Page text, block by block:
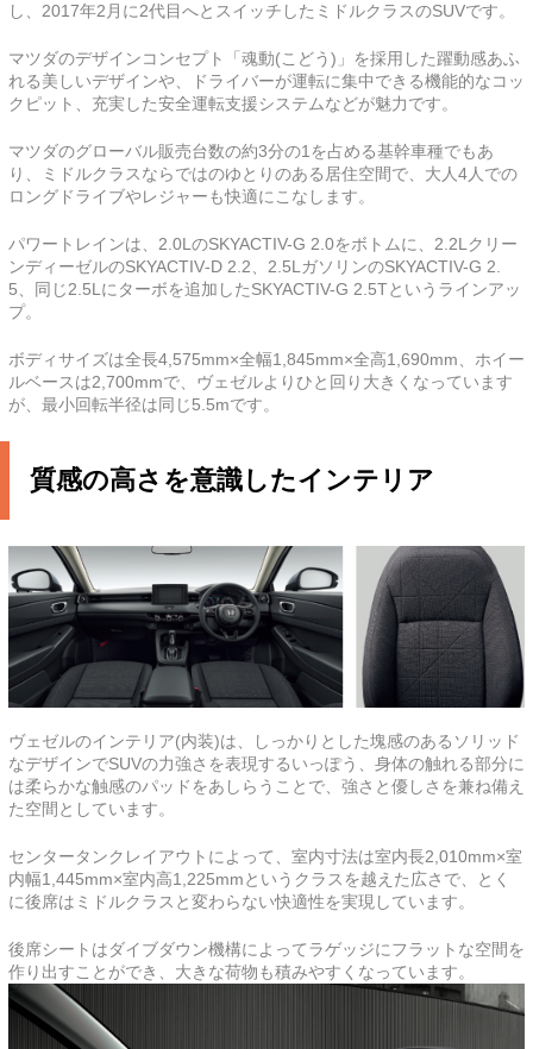
し、2017年2月に2代目へとスイッチしたミドルクラスのSUVです。
マツダのデザインコンセプト「魂動(こどう)」を採用した躍動感あふ
れる美しいデザインや、ドライバーが運転に集中できる機能的なコッ
クピット、充実した安全運転支援システムなどが魅力です。
マツダのグローバル販売台数の約3分の1を占める基幹車種でもあ
り、ミドルクラスならではのゆとりのある居住空間で、大人4人での
ロングドライブやレジャーも快適にこなします。
パワートレインは、2.0LのSKYACTIV-G 2.0をボトムに、2.2Lクリー
ンディーゼルのSKYACTIV‐D 2.2、2.5LガソリンのSKYACTIV-G 2.
5、同じ2.5Lにターボを追加したSKYACTIV-G 2.5Tというラインアッ
プ。
ボディサイズは全長4,575mm×全幅1,845mm×全高1,690mm、ホイー
ルベースは2,700mmで、ヴェゼルよりひと回り大きくなっています
が、最小回転半径は同じ5.5mです。
質感の高さを意識したインテリア
ヴェゼルのインテリア(内装)は、しっかりとした塊感のあるソリッド
なデザインでSUVの力強さを表現するいっぽう、身体の触れる部分に
は柔らかな触感のパッドをあしらうことで、強さと優しさを兼ね備え
た空間としています。
センタータンクレイアウトによって、室内寸法は室内長2,010mm×室
内幅1,445mm×室内高1,225mmというクラスを越えた広さで、とく
に後席はミドルクラスと変わらない快適性を実現しています。
後席シートはダイブダウン機構によってラゲッジにフラットな空間を
作り出すことができ、大きな荷物も積みやすくなっています。